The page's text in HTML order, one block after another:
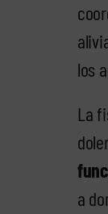
los
La
a